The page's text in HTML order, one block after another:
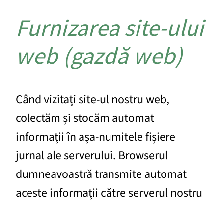
Furnizarea site-ului
web (gazdă web)
Când vizitați site-ul nostru web,
colectăm și stocăm automat
informații în așa-numitele fișiere
jurnal ale serverului. Browserul
dumneavoastră transmite automat
aceste informații către serverul nostru